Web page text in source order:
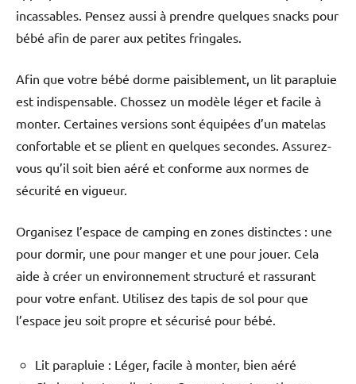
incassables. Pensez aussi à prendre quelques snacks pour
bébé afin de parer aux petites fringales.
Afin que votre bébé dorme paisiblement, un lit parapluie
est indispensable. Chossez un modèle léger et facile à
monter. Certaines versions sont équipées d’un matelas
confortable et se plient en quelques secondes. Assurez-
vous qu’il soit bien aéré et conforme aux normes de
sécurité en vigueur.
Organisez l’espace de camping en zones distinctes : une
pour dormir, une pour manger et une pour jouer. Cela
aide à créer un environnement structuré et rassurant
pour votre enfant. Utilisez des tapis de sol pour que
l’espace jeu soit propre et sécurisé pour bébé.
Lit parapluie : Léger, facile à monter, bien aéré